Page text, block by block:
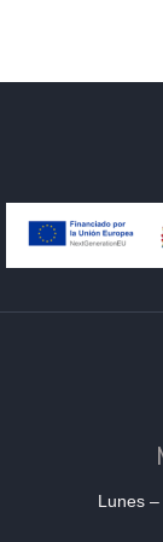
Lunes